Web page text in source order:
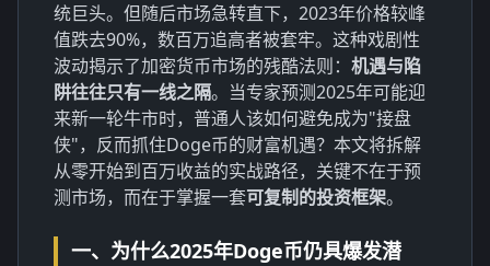
统巨头。但随后市场急转直下，2023年价格较峰
值跌去90%，数百万追高者被套牢。这种戏剧性
波动揭示了加密货币市场的残酷法则： 机遇与陷
阱往往只有一线之隔。当专家预测2025年可能迎
来新一轮牛市时，普通人该如何避免成为"接盘
侠"，反而抓住Doge币的财富机遇？本文将拆解
从零开始到百万收益的实战路径，关键不在于预
测市场，而在于掌握一套可复制的投资框架。
一、为什么2025年Doge币仍具爆发潜